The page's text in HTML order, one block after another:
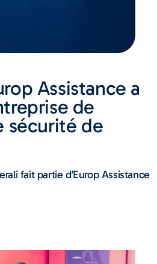
Assistance a
de
sécurité de
fait partie d’Europ Assistance